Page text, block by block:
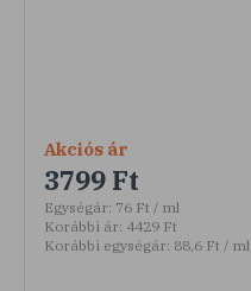
Akciós ár
3799 Ft
Egységár: 76 Ft / ml
Korábbi ár: 4429 Ft
Korábbi egységár: 88,6 Ft / ml